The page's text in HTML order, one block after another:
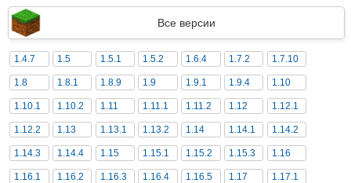
Все версии
1.4.7 1.5 1.5.1 1.5.2 1.6.4 1.7.2 1.7.10
1.8 1.8.1 1.8.9 1.9 1.9.1 1.9.4 1.10
1.10.1 1.10.2 1.11 1.11.1 1.11.2 1.12 1.12.1
1.12.2 1.13 1.13.1 1.13.2 1.14 1.14.1 1.14.2
1.14.3 1.14.4 1.15 1.15.1 1.15.2 1.15.3 1.16
1.16.1 1.16.2 1.16.3 1.16.4 1.16.5 1.17 1.17.1